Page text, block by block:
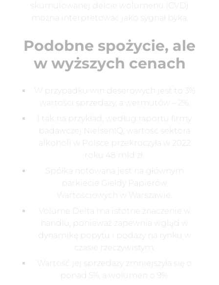
skumulowanej delcie wolumenu (CVD)
można interpretować jako sygnał byka.
Podobne spożycie, ale
w wyższych cenach
W przypadku win deserowych jest to 3%
wartości sprzedaży, a wermutów – 2%.
I tak na przykład, według raportu firmy
badawczej NielsenIQ, wartość sektora
alkoholi w Polsce przekroczyła w 2022
roku 48 mld zł.
Spółka notowana jest na głównym
parkiecie Giełdy Papierów
Wartościowych w Warszawie.
Volume Delta ma istotne znaczenie w
handlu, ponieważ zapewnia wgląd w
dynamikę popytu i podaży na rynku w
czasie rzeczywistym.
Wartość jej sprzedaży zmniejszyła się o
ponad 5%, a wolumen o 9%.